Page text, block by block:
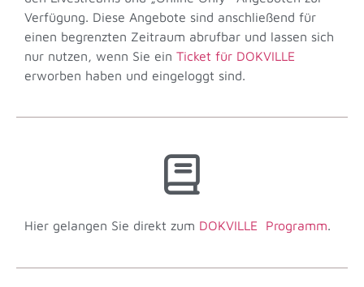
Verfügung. Diese Angebote sind anschließend für
einen begrenzten Zeitraum abrufbar und lassen sich
nur nutzen, wenn Sie ein Ticket für DOKVILLE
erworben haben und eingeloggt sind.
Hier gelangen Sie direkt zum DOKVILLE Programm.